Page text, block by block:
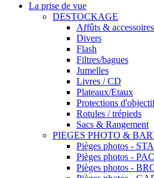
La prise de vue
DESTOCKAGE
Affûts & accessoires
Divers
Flash
Filtres/bagues
Jumelles
Livres / CD
Plateaux/Etaux
Protections
Rotules / trépieds
Sacs & Rangement
PIEGES PHOTO &
Pièges photos -
Pièges photos -
Pièges photos -